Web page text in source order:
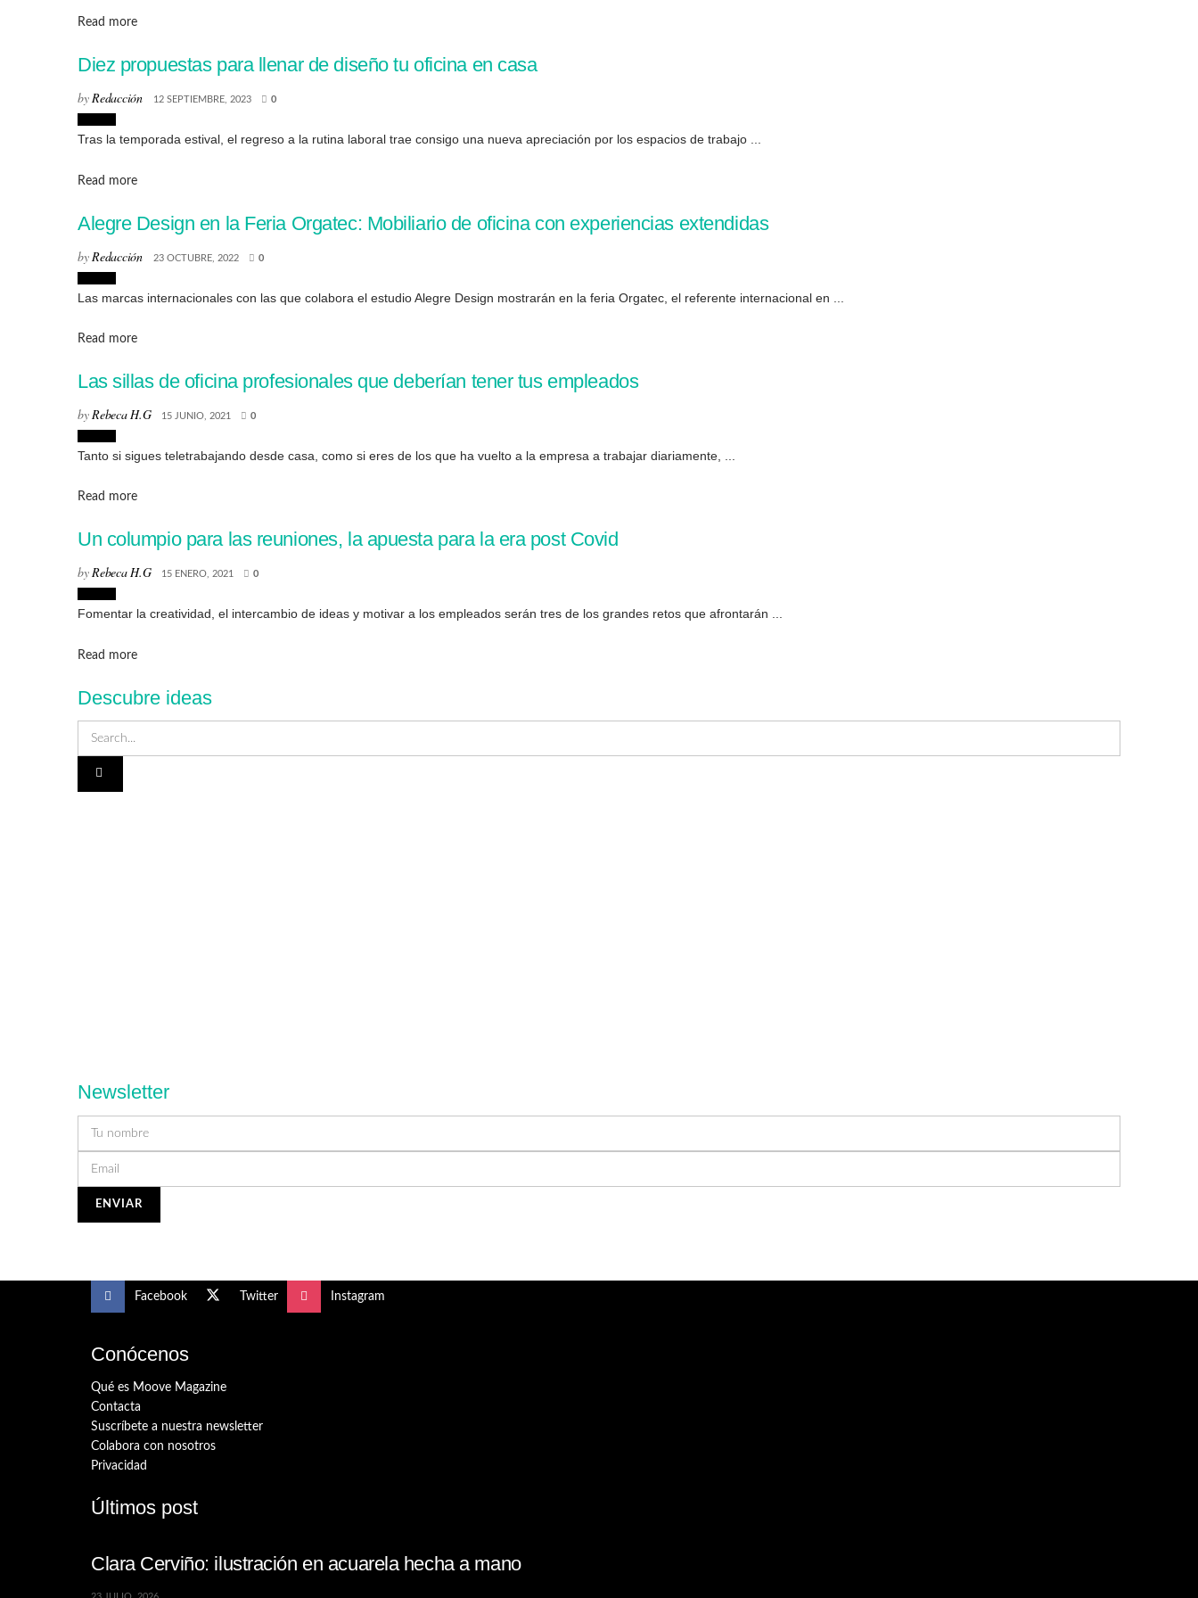
Read moreDetails
Diez propuestas para llenar de diseño tu oficina en casa
byRedacción 12 SEPTIEMBRE, 2023 0
Tras la temporada estival, el regreso a la rutina laboral trae consigo una nueva apreciación por los espacios de trabajo ...
Read moreDetails
Alegre Design en la Feria Orgatec: Mobiliario de oficina con experiencias extendidas
by Redacción 23 OCTUBRE, 2022 0
Las marcas internacionales con las que colabora el estudio Alegre Design mostrarán en la feria Orgatec, el referente internacional en ...
Read moreDetails
Las sillas de oficina profesionales que deberían tener tus empleados
byRebeca H.G 15 JUNIO, 2021 0
Tanto si sigues teletrabajando desde casa, como si eres de los que ha vuelto a la empresa a trabajar diariamente, ...
Read moreDetails
Un columpio para las reuniones, la apuesta para la era post Covid
byRebeca H.G 15 ENERO, 2021 0
Fomentar la creatividad, el intercambio de ideas y motivar a los empleados serán tres de los grandes retos que afrontarán ...
Read moreDetails
Descubre ideas
Newsletter
Facebook Twitter Instagram
Conócenos
Qué es Moove Magazine
Contacta
Suscríbete a nuestra newsletter
Colabora con nosotros
Privacidad
Últimos post
Clara Cerviño: ilustración en acuarela hecha a mano